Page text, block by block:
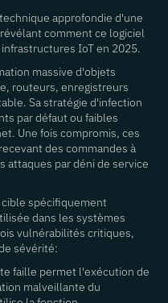
approfondie d'une
comment ce logiciel
IoT en 2025.
massive d'objets
routeurs, enregistreurs
Sa stratégie d'infection
par défaut ou faibles
Une fois compromis, ces
des commandes à
attaques par déni de service
spécifiquement
dans les systèmes
vulnérabilités critiques,
sévérité:
faille permet l'exécution de
malveillante du